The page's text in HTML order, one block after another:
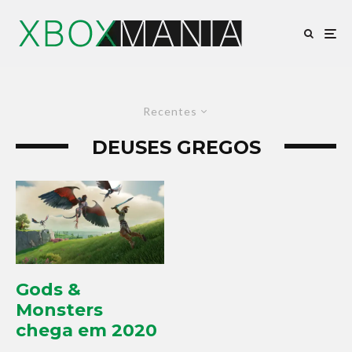
Recentes
DEUSES GREGOS
Gods &
Monsters
chega em 2020